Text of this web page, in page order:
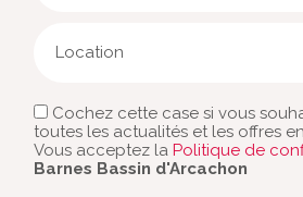
Cochez cette case si vous
toutes les actualités et les offres
Vous acceptez laPolitique de
Barnes Bassin d'Arcachon